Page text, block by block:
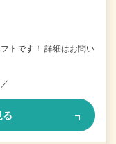
トです！ 詳細はお問い
る